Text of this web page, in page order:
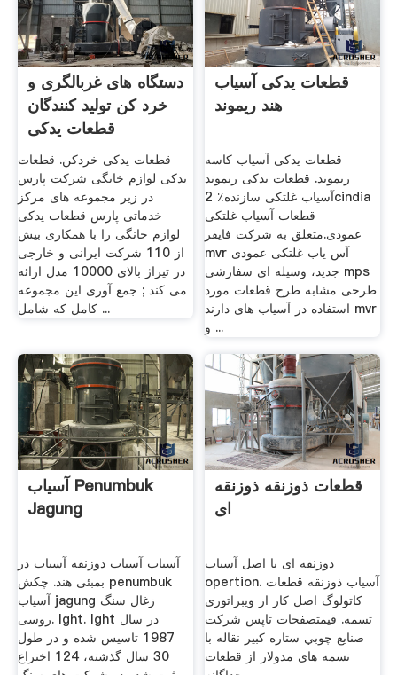
دستگاه های غربالگری و
خرد کن تولید کنندگان
قطعات یدکی
قطعات یدکی خردکن. قطعات
يدکی لوازم خانگی شرکت پارس
در زیر مجموعه های مرکز
خدماتی پارس قطعات یدکی
لوازم خانگی را با همکاری بیش
از 110 شرکت ایرانی و خارجی
در تیراژ بالای 10000 مدل ارائه
می کند ; جمع آوری این مجموعه
کامل که شامل ...
قطعات یدکی آسیاب
هند ریموند
قطعات یدکی آسیاب کاسه
ریموند. قطعات یدکی ریموند
آسیاب غلتکی سازنده٪ 2cindia
قطعات آسیاب غلتکی
عمودی.متعلق به شرکت فایفر
mvr آس یاب غلتکی عمودی
جدید، وسیله ای سفارشی mps
طرحی مشابه طرح قطعات مورد
استفاده در آسیاب های دارند mvr
و ...
آسیاب Penumbuk
Jagung
آسیاب آسیاب ذوزنقه آسیاب در
بمبئی هند. چکش penumbuk
آسیاب jagung زغال سنگ
روسی. lght. lght در سال
1987 تاسیس شده و در طول
30 سال گذشته، 124 اختراع
قطعات ذوزنقه ذوزنقه
ای
ذوزنقه ای با اصل آسیاب
opertion. آسیاب ذوزنقه قطعات
کاتولوگ اصل کار از ویبراتوری
تسمه. قيمتصفحات تاپس شرکت
صنايع چوبي ستاره کبير نقاله با
تسمه هاي مدولار از قطعات